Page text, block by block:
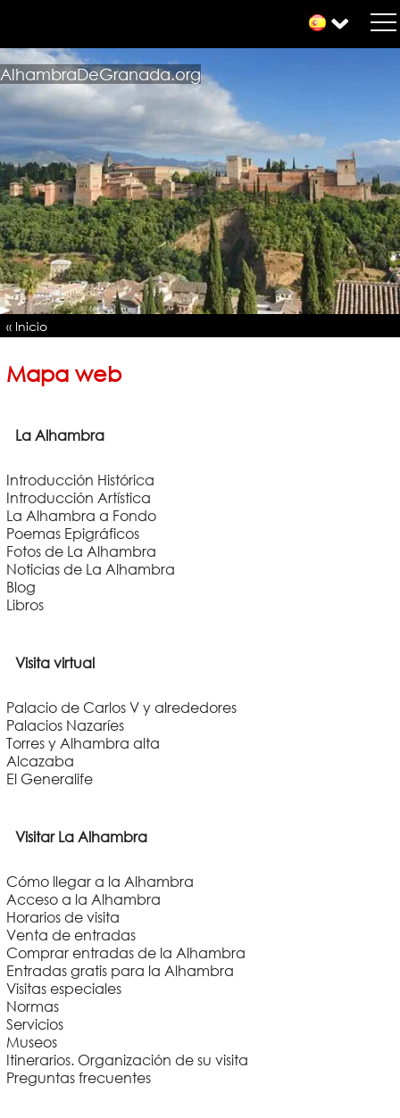
AlhambraDeGranada.org
« Inicio
Mapa web
La Alhambra
Introducción Histórica
Introducción Artística
La Alhambra a Fondo
Poemas Epigráficos
Fotos de La Alhambra
Noticias de La Alhambra
Blog
Libros
Visita virtual
Palacio de Carlos V y alrededores
Palacios Nazaríes
Torres y Alhambra alta
Alcazaba
El Generalife
Visitar La Alhambra
Cómo llegar a la Alhambra
Acceso a la Alhambra
Horarios de visita
Venta de entradas
Comprar entradas de la Alhambra
Entradas gratis para la Alhambra
Visitas especiales
Normas
Servicios
Museos
Itinerarios. Organización de su visita
Preguntas frecuentes